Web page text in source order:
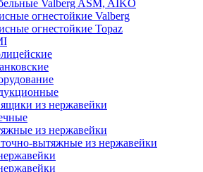
Valberg ASM, AIKO
огнестойкие Valberg
огнестойкие Topaz
из нержавейки
из нержавейки
вытяжные из нержавейки